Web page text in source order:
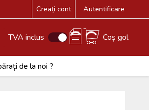
Creați cont Autentificare
TVA inclus Coș gol
de la noi ?